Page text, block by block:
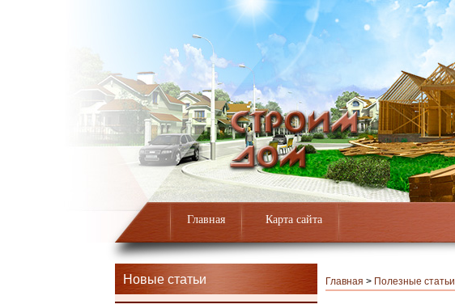
Главная Карта сайта
Новые статьи Главная > Полезные статьи